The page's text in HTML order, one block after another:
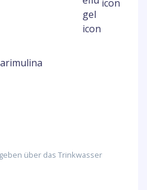
über das Trinkwasser